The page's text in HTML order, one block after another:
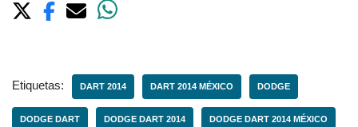
Etiquetas: DART 2014 DART 2014 MÉXICO DODGE
DODGE DART DODGE DART 2014 DODGE DART 2014 MÉXICO